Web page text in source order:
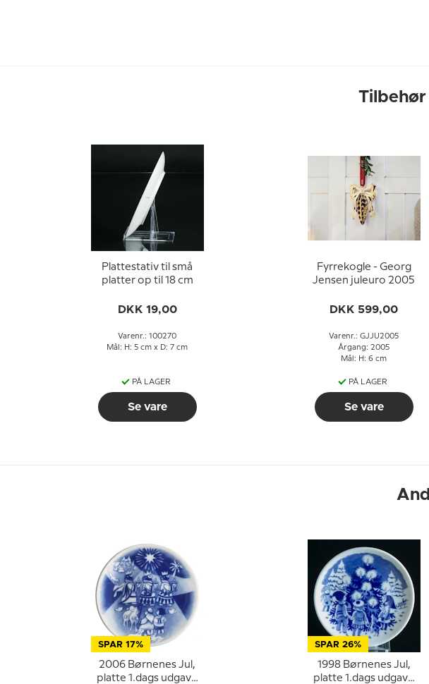
Plattestativ til små
platter op til 18 cm
DKK 19,00
Varenr.: 100270
Mål: H: 5 cm x D: 7 cm
PÅ LAGER
Se vare
Fyrrekogle - Georg
Jensen juleuro 2005
DKK 599,00
Varenr.: GJJU2005
Årgang: 2005
Mål: H: 6 cm
PÅ LAGER
Se vare
SPAR 17%
2006 Børnenes Jul,
platte 1.dags udgave
SPAR 26%
1998 Børnenes Jul,
platte 1.dags udgave